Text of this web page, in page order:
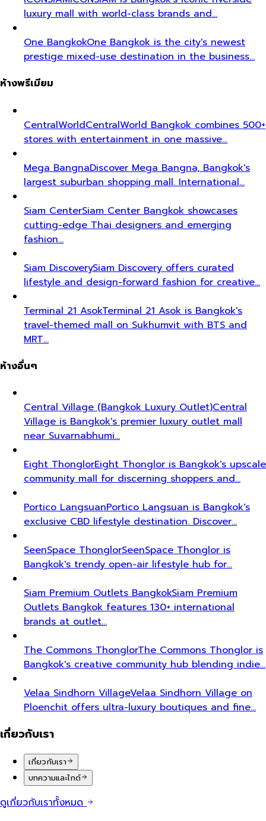
luxury mall with world-class brands and…
One BangkokOne Bangkok is the city's newest
prestige mixed-use destination in the business…
ห้างพรีเมียม
CentralWorldCentralWorld Bangkok combines 500+
stores with entertainment in one massive…
Mega BangnaDiscover Mega Bangna, Bangkok's
largest suburban shopping mall. International…
Siam CenterSiam Center Bangkok showcases
cutting-edge Thai designers and emerging
fashion…
Siam DiscoverySiam Discovery offers curated
lifestyle and design-forward fashion for creative…
Terminal 21 AsokTerminal 21 Asok is Bangkok's
travel-themed mall on Sukhumvit with BTS and
MRT…
ห้างอื่นๆ
Central Village (Bangkok Luxury Outlet)Central
Village is Bangkok's premier luxury outlet mall
near Suvarnabhumi…
Eight ThonglorEight Thonglor is Bangkok's upscale
community mall for discerning shoppers and…
Portico LangsuanPortico Langsuan is Bangkok's
exclusive CBD lifestyle destination. Discover…
SeenSpace ThonglorSeenSpace Thonglor is
Bangkok's trendy open-air lifestyle hub for…
Siam Premium Outlets BangkokSiam Premium
Outlets Bangkok features 130+ international
brands at outlet…
The Commons ThonglorThe Commons Thonglor is
Bangkok's creative community hub blending indie…
Velaa Sindhorn VillageVelaa Sindhorn Village on
Ploenchit offers ultra-luxury boutiques and fine…
เกี่ยวกับเรา
เกี่ยวกับเรา
บทความและไกด์
ดูเกี่ยวกับเราทั้งหมด